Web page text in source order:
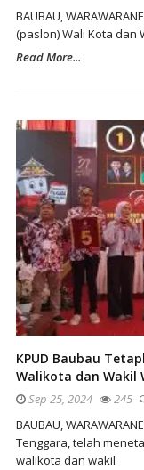
BAUBAU,
(paslon) Wali Kota dan
Read More...
KPUD Baubau
Walikota dan Wakil
Sep 25, 2024 245
BAUBAU,
Tenggara, telah
walikota dan wakil